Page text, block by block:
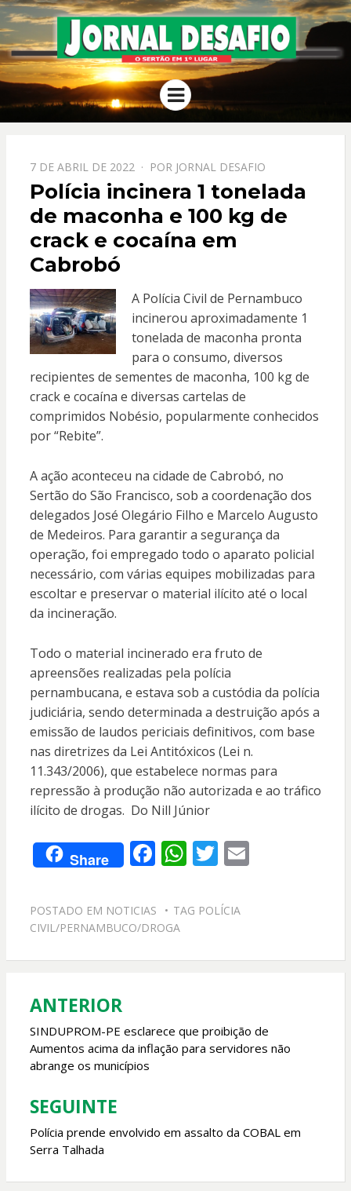
JORNAL
DESAFIO
O Sertão em 1º Lugar
Menu
PPOSTADO
EM
7 DE ABRIL DE 2022 POR JORNAL DESAFIO
Polícia incinera 1 tonelada
de maconha e 100 kg de
crack e cocaína em
Cabrobó
A Polícia Civil de Pernambuco
incinerou aproximadamente 1
tonelada de maconha pronta
para o consumo, diversos
recipientes de sementes de maconha, 100 kg de
crack e cocaína e diversas cartelas de
comprimidos Nobésio, popularmente conhecidos
por “Rebite”.
A ação aconteceu na cidade de Cabrobó, no
Sertão do São Francisco, sob a coordenação dos
delegados José Olegário Filho e Marcelo Augusto
de Medeiros. Para garantir a segurança da
operação, foi empregado todo o aparato policial
necessário, com várias equipes mobilizadas para
escoltar e preservar o material ilícito até o local
da incineração.
Todo o material incinerado era fruto de
apreensões realizadas pela polícia
pernambucana, e estava sob a custódia da polícia
judiciária, sendo determinada a destruição após a
emissão de laudos periciais definitivos, com base
nas diretrizes da Lei Antitóxicos (Lei n.
11.343/2006), que estabelece normas para
repressão à produção não autorizada e ao tráfico
ilícito de drogas. Do Nill Júnior
Share F
e
b
o
W
at
A
T
itt
E
POSTADO EM NOTICIAS TAG POLÍCIA
CIVIL/PERNAMBUCO/DROGA
Navegação
de
Post
ANTERIOR
SINDUPROM-PE esclarece que proibição de
Aumentos acima da inflação para servidores não
abrange os municípios
SEGUINTE
Polícia prende envolvido em assalto da COBAL em
Serra Talhada